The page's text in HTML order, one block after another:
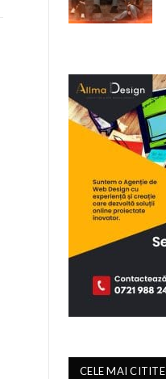
CELE MAI CITITE